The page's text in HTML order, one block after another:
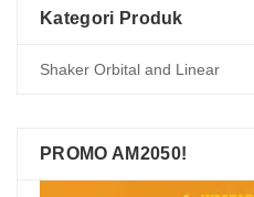
Kategori Produk
PROMO AM2050!